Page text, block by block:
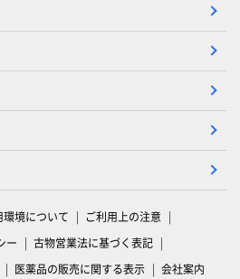
環境について
ご利用上の注意
ー
古物営業法に基づく表記
医薬品の販売に関する表示 会社案内